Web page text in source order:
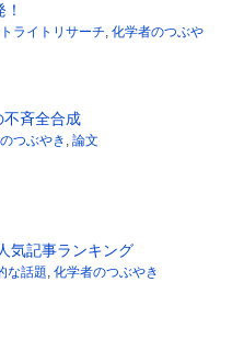
ライトリサーチ, 化学者のつぶや
不斉全合成
つぶやき , 論文
気記事ランキング
な話題, 化学者のつぶやき